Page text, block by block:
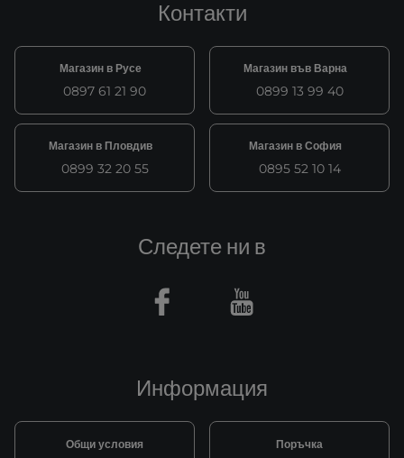
Контакти
Магазин в Русе
0897 61 21 90
Магазин във Варна
0899 13 99 40
Магазин в Пловдив
0899 32 20 55
Магазин в София
0895 52 10 14
Информация
Общи условия Поръчка
Следете ни в
Facebook Youtube